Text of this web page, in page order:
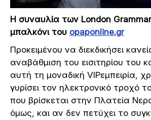
Η συναυλία των London Grammar
μπαλκόνι του opaponline.gr
Προκειμένου να διεκδικήσει
αναβάθμιση του εισιτηρίου του
αυτή τη μοναδική VIPεμπειρία,
γυρίσει τον ηλεκτρονικό τροχό
που βρίσκεται στην Πλατεία
όμως, και αν δεν πετύχει το